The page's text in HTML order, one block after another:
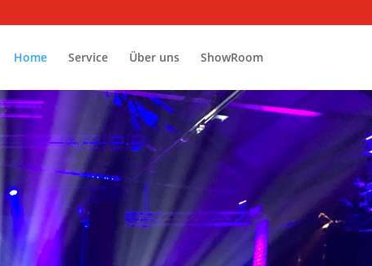
Home Service Über uns ShowRoom